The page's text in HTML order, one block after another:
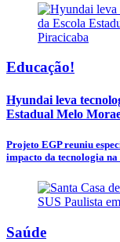
Educação!
Hyundai leva
Estadual Melo
Projeto EGP reuniu
impacto da tecnologia na
Saúde